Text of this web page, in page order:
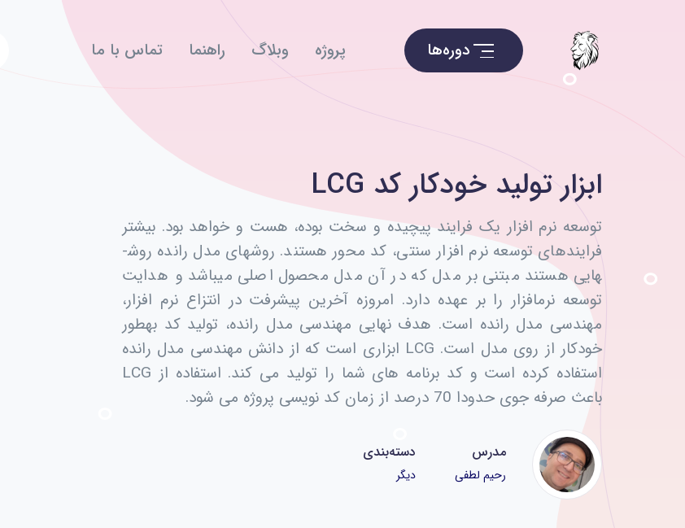
دوره‌ها پروژه وبلاگ راهنما تماس با ما
ابزار تولید خودکار کد LCG
توسعه نرم­ افزار یک فرایند پیچیده و سخت بوده، هست و خواهد بود. بیشتر
فرایندهای توسعه نرم­ افزار سنتی، کد ­محور هستند. روشهای مدل­ رانده روش­
هایی هستند مبتنی بر مدل که در آن مدل محصول اصلی می­باشد و هدایت
توسعه نرمافزار را بر عهده دارد. امروزه آخرین پیشرفت در انتزاع نرم­ افزار،
مهندسی مدل­ رانده است. هدف نهایی مهندسی مدل ­رانده، تولید کد بهطور
خودکار از روی مدل است. LCG ابزاری است که از دانش مهندسی مدل رانده
استفاده کرده است و کد برنامه های شما را تولید می کند. استفاده از LCG
باعث صرفه جوی حدودا 70 درصد از زمان کد نویسی پروژه می شود.
مدرس
رحیم لطفی
دسته‌بندی
دیگر